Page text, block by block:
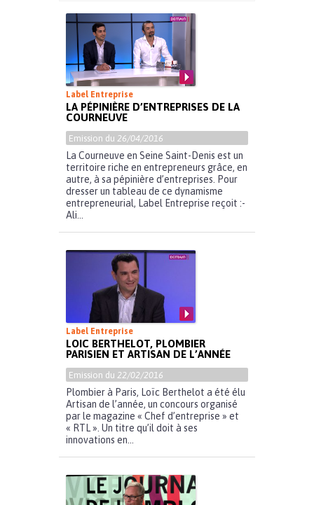
Label Entreprise
LA PÉPINIÈRE D’ENTREPRISES DE LA
COURNEUVE
Emission du 26/04/2016
La Courneuve en Seine Saint-Denis est un
territoire riche en entrepreneurs grâce, en
autre, à sa pépinière d’entreprises. Pour
dresser un tableau de ce dynamisme
entrepreneurial, Label Entreprise reçoit :-
Ali...
Label Entreprise
LOIC BERTHELOT, PLOMBIER
PARISIEN ET ARTISAN DE L’ANNÉE
Emission du 22/02/2016
Plombier à Paris, Loïc Berthelot a été élu
Artisan de l’année, un concours organisé
par le magazine « Chef d’entreprise » et
« RTL ». Un titre qu’il doit à ses
innovations en...